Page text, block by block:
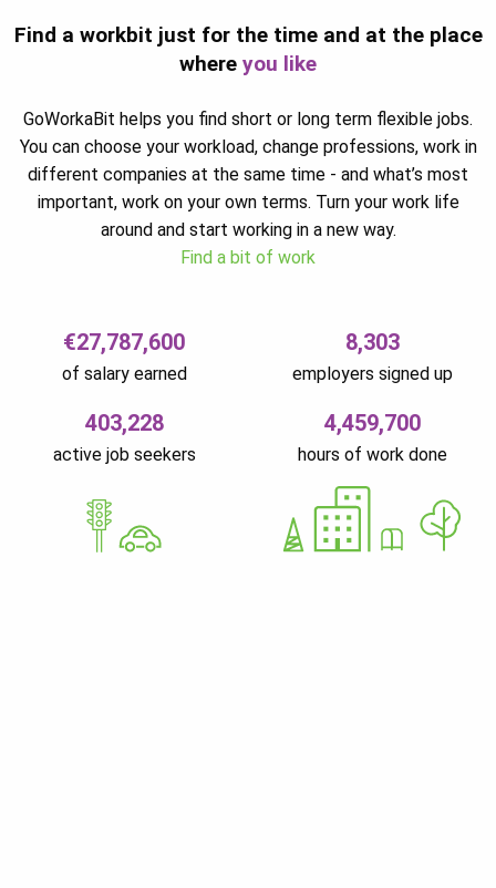
Find a workbit just for the time and at the place
where you like
GoWorkaBit helps you find short or long term flexible jobs.
You can choose your workload, change professions, work in
different companies at the same time - and what’s most
important, work on your own terms. Turn your work life
around and start working in a new way.
Find a bit of work
€27,787,600
of salary earned
8,303
employers signed up
403,228
active job seekers
4,459,700
hours of work done